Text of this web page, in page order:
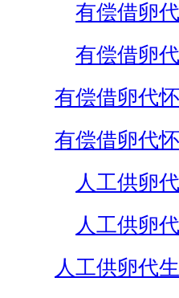
有偿借卵
有偿借卵
有偿借卵代
有偿借卵代
人工供卵
人工供卵
人工供卵代